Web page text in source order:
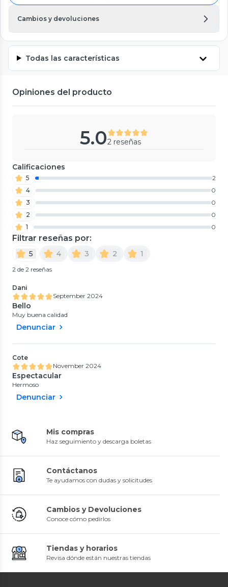
Cambios y devoluciones
Todas las características
Opiniones del producto
5.02 reseñas
Calificaciones
5
2
4
0
3
0
2
0
1
0
Filtrar reseñas por:
5 4 3 2 1
2 de 2 reseñas
Dani
September 2024
Bello
Muy buena calidad
Denunciar
Cote
November 2024
Espectacular
Hermoso
Denunciar
Mis compras
Haz seguimiento y descarga boletas
Contáctanos
Te ayudamos con dudas y solicitudes
Cambios y Devoluciones
Conoce cómo pedirlos
Tiendas y horarios
Revisa dónde están nuestras tiendas